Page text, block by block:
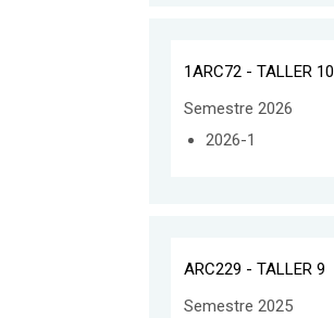
1ARC72 - TALLER 10
Semestre 2026
2026-1
ARC229 - TALLER 9
Semestre 2025